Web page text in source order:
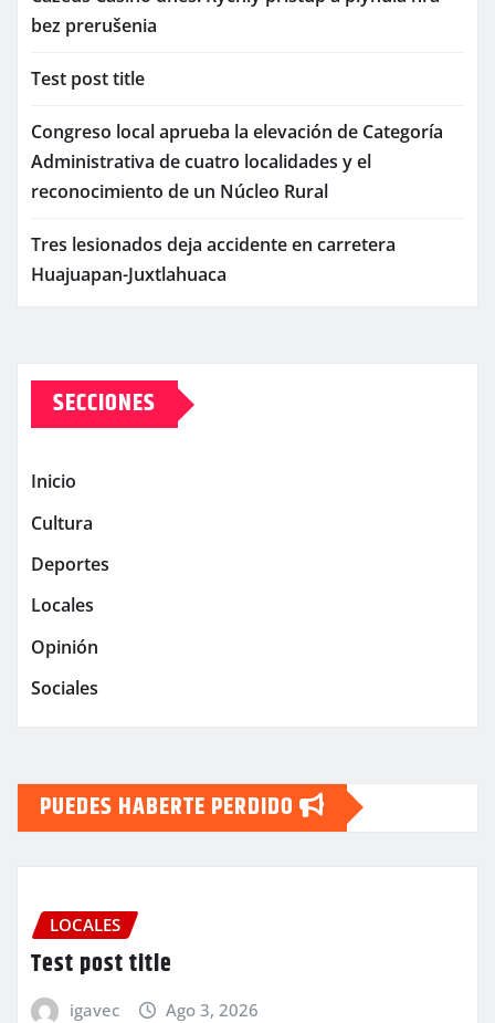
bez prerušenia
Test post title
Congreso local aprueba la elevación de Categoría
Administrativa de cuatro localidades y el
reconocimiento de un Núcleo Rural
Tres lesionados deja accidente en carretera
Huajuapan-Juxtlahuaca
SECCIONES
Inicio
Cultura
Deportes
Locales
Opinión
Sociales
PUEDES HABERTE PERDIDO
LOCALES
Test post title
igavec Ago 3, 2026